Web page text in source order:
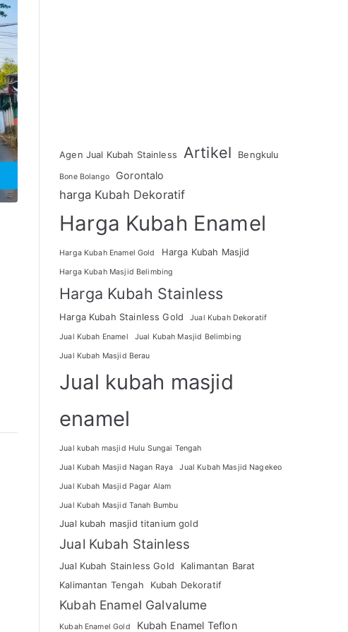
Agen Jual Kubah Stainless Artikel Bengkulu
Bone Bolango Gorontalo
harga Kubah Dekoratif
Harga Kubah Enamel
Harga Kubah Enamel Gold Harga Kubah Masjid
Harga Kubah Masjid Belimbing
Harga Kubah Stainless
Harga Kubah Stainless Gold Jual Kubah Dekoratif
Jual Kubah Enamel Jual Kubah Masjid Belimbing
Jual Kubah Masjid Berau
Jual kubah masjid
enamel
Jual kubah masjid Hulu Sungai Tengah
Jual Kubah Masjid Nagan Raya Jual Kubah Masjid Nagekeo
Jual Kubah Masjid Pagar Alam
Jual Kubah Masjid Tanah Bumbu
Jual kubah masjid titanium gold
Jual Kubah Stainless
Jual Kubah Stainless Gold
Kalimantan Barat
Kalimantan Tengah
Kubah Dekoratif
Kubah Enamel Galvalume
Kubah Enamel Gold Kubah Enamel Teflon